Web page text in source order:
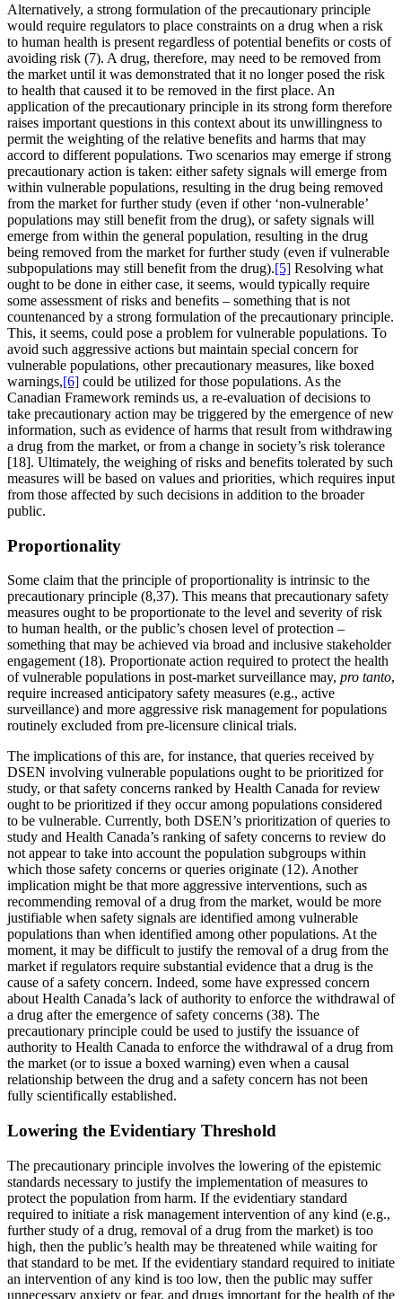
Alternatively, a strong formulation of the precautionary principle
would require regulators to place constraints on a drug when a risk
to human health is present regardless of potential benefits or costs of
avoiding risk (7). A drug, therefore, may need to be removed from
the market until it was demonstrated that it no longer posed the risk
to health that caused it to be removed in the first place. An
application of the precautionary principle in its strong form therefore
raises important questions in this context about its unwillingness to
permit the weighting of the relative benefits and harms that may
accord to different populations. Two scenarios may emerge if strong
precautionary action is taken: either safety signals will emerge from
within vulnerable populations, resulting in the drug being removed
from the market for further study (even if other ‘non-vulnerable’
populations may still benefit from the drug), or safety signals will
emerge from within the general population, resulting in the drug
being removed from the market for further study (even if vulnerable
subpopulations may still benefit from the drug).[5] Resolving what
ought to be done in either case, it seems, would typically require
some assessment of risks and benefits – something that is not
countenanced by a strong formulation of the precautionary principle.
This, it seems, could pose a problem for vulnerable populations. To
avoid such aggressive actions but maintain special concern for
vulnerable populations, other precautionary measures, like boxed
warnings,[6] could be utilized for those populations. As the
Canadian Framework reminds us, a re-evaluation of decisions to
take precautionary action may be triggered by the emergence of new
information, such as evidence of harms that result from withdrawing
a drug from the market, or from a change in society’s risk tolerance
[18]. Ultimately, the weighing of risks and benefits tolerated by such
measures will be based on values and priorities, which requires input
from those affected by such decisions in addition to the broader
public.
Proportionality
Some claim that the principle of proportionality is intrinsic to the
precautionary principle (8,37). This means that precautionary safety
measures ought to be proportionate to the level and severity of risk
to human health, or the public’s chosen level of protection –
something that may be achieved via broad and inclusive stakeholder
engagement (18). Proportionate action required to protect the health
of vulnerable populations in post-market surveillance may, pro tanto,
require increased anticipatory safety measures (e.g., active
surveillance) and more aggressive risk management for populations
routinely excluded from pre-licensure clinical trials.
The implications of this are, for instance, that queries received by
DSEN involving vulnerable populations ought to be prioritized for
study, or that safety concerns ranked by Health Canada for review
ought to be prioritized if they occur among populations considered
to be vulnerable. Currently, both DSEN’s prioritization of queries to
study and Health Canada’s ranking of safety concerns to review do
not appear to take into account the population subgroups within
which those safety concerns or queries originate (12). Another
implication might be that more aggressive interventions, such as
recommending removal of a drug from the market, would be more
justifiable when safety signals are identified among vulnerable
populations than when identified among other populations. At the
moment, it may be difficult to justify the removal of a drug from the
market if regulators require substantial evidence that a drug is the
cause of a safety concern. Indeed, some have expressed concern
about Health Canada’s lack of authority to enforce the withdrawal of
a drug after the emergence of safety concerns (38). The
precautionary principle could be used to justify the issuance of
authority to Health Canada to enforce the withdrawal of a drug from
the market (or to issue a boxed warning) even when a causal
relationship between the drug and a safety concern has not been
fully scientifically established.
Lowering the Evidentiary Threshold
The precautionary principle involves the lowering of the epistemic
standards necessary to justify the implementation of measures to
protect the population from harm. If the evidentiary standard
required to initiate a risk management intervention of any kind (e.g.,
further study of a drug, removal of a drug from the market) is too
high, then the public’s health may be threatened while waiting for
that standard to be met. If the evidentiary standard required to initiate
an intervention of any kind is too low, then the public may suffer
unnecessary anxiety or fear, and drugs important for the health of the